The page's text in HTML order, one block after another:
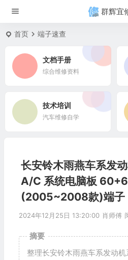
群辉宜
首页 端子速查
文档手册
综合维修资料
技术培训
汽车维修自学
长安铃木雨燕车系发
A/C 系统电脑板
(2005~2008款)端子
2024年12月25日 13:20:00 肖师傅
摘要
整理长安铃木雨燕车系发动